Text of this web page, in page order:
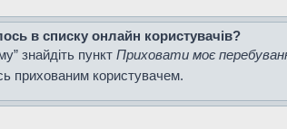
в списку онлайн користувачів?
знайдіть пункт Приховати моє
прихованим користувачем.